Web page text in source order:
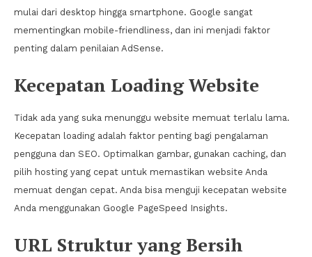
mulai dari desktop hingga smartphone. Google sangat
mementingkan mobile-friendliness, dan ini menjadi faktor
penting dalam penilaian AdSense.
Kecepatan Loading Website
Tidak ada yang suka menunggu website memuat terlalu lama.
Kecepatan loading adalah faktor penting bagi pengalaman
pengguna dan SEO. Optimalkan gambar, gunakan caching, dan
pilih hosting yang cepat untuk memastikan website Anda
memuat dengan cepat. Anda bisa menguji kecepatan website
Anda menggunakan Google PageSpeed Insights.
URL Struktur yang Bersih